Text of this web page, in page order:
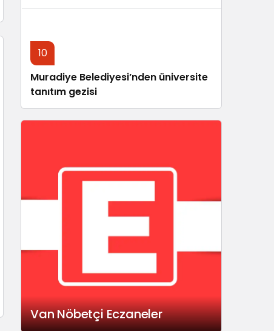
10
Muradiye Belediyesi’nden üniversite
tanıtım gezisi
Van Nöbetçi Eczaneler